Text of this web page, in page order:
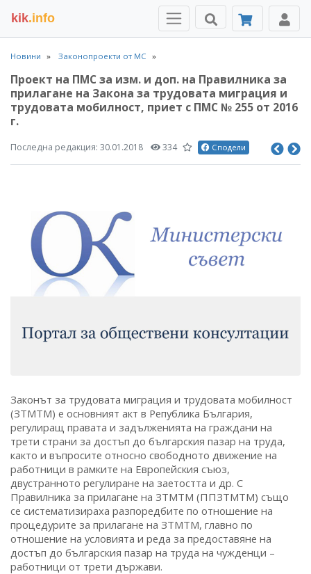
kik.info
Новини Законопроекти от МС
Проект на ПМС за изм. и доп. на Правилника за
прилагане на Закона за трудовата миграция и
трудовата мобилност, приет с ПМС № 255 от 2016
г.
Последна редакция: 30.01.2018 334 Сподели
Законът за трудовата миграция и трудовата мобилност
(ЗТМТМ) е основният акт в Република България,
регулиращ правата и задълженията на граждани на
трети страни за достъп до българския пазар на труда,
както и въпросите относно свободното движение на
работници в рамките на Европейския съюз,
двустранното регулиране на заетостта и др. С
Правилника за прилагане на ЗТМТМ (ППЗТМТМ) също
се систематизираха разпоредбите по отношение на
процедурите за прилагане на ЗТМТМ, главно по
отношение на условията и реда за предоставяне на
достъп до българския пазар на труда на чужденци –
работници от трети държави.